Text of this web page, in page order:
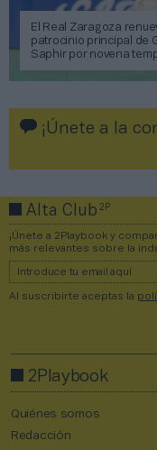
El Real Zaragoza
patrocinio principal de
Saphir por novena
¡Únete a la
Alta Club2P
¡Únete a 2Playbook y
más relevantes sobre la
Al suscribirte aceptas la
2Playbook
Quiénes somos
Redacción